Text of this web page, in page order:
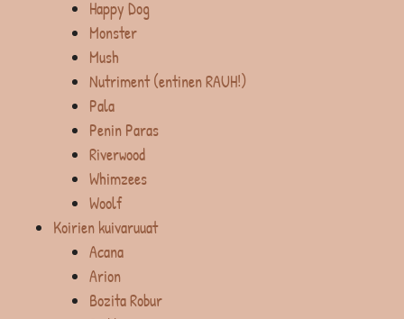
Happy Dog
Monster
Mush
Nutriment (entinen RAUH!)
Pala
Penin Paras
Riverwood
Whimzees
Woolf
Koirien kuivaruuat
Acana
Arion
Bozita Robur